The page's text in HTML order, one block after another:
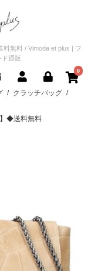
無料 / Vimoda et plus | フ
ド通販
0
/ クラッチバッグ /
】◆送料無料